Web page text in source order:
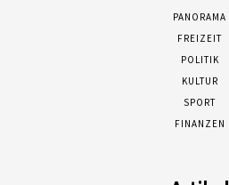
PANORAMA
FREIZEIT
POLITIK
KULTUR
SPORT
FINANZEN